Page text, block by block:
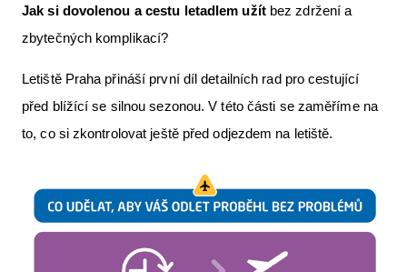
Jak si dovolenou a cestu letadlem užítbez zdržení a
zbytečných komplikací?
Letiště Praha přináší první díl detailních rad pro cestující
před blížící se silnou sezonou. V této části se zaměříme na
to, co si zkontrolovat ještě před odjezdem na letiště.
Série & speciály
Letecká videa
Aktuální FR + archiv
Letecká muzea
The SAFE Guide app